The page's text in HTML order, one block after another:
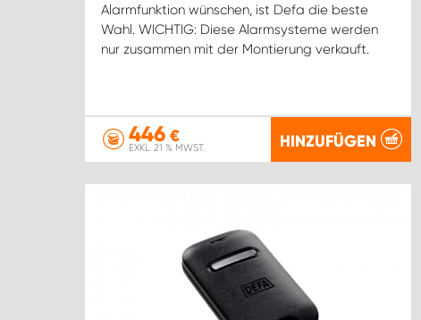
Alarmfunktion wünschen, ist Defa die beste
Wahl. WICHTIG: Diese Alarmsysteme werden
nur zusammen mit der Montierung verkauft.
446 €
EXKL. 21 % MWST. HINZUFÜGEN